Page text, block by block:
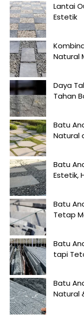
Lantai
Estetik
Natural
Daya
Tahan
Batu
Natural
Batu
Estetik,
Batu
Tetap
Batu
tapi
Batu
Natural